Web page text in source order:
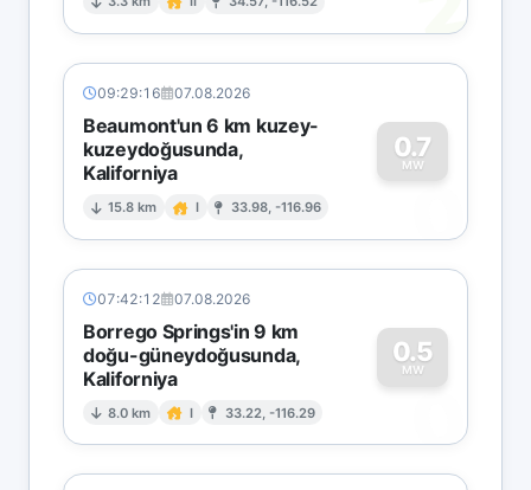
09:29:16 07.08.2026
Beaumont'un 6 km kuzey-
kuzeydoğusunda,
Kaliforniya
15.8 km I 33.98, -116.96
0.7
MW
0
07:42:12 07.08.2026
Borrego Springs'in 9 km
doğu-güneydoğusunda,
Kaliforniya
8.0 km I 33.22, -116.29
0.5
MW
0